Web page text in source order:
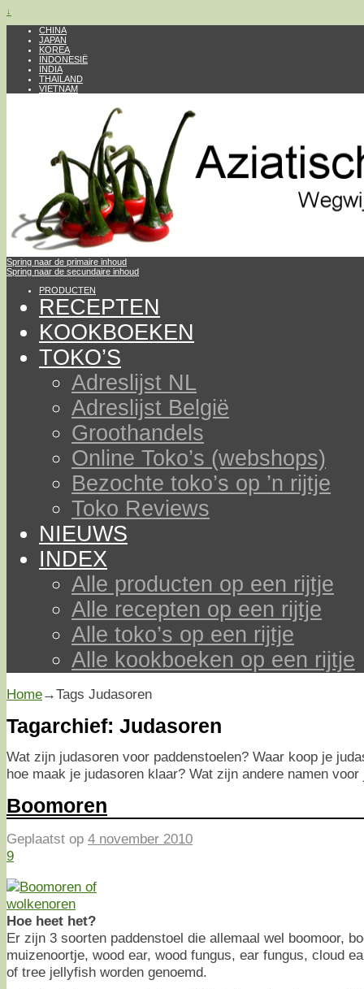
↓
CHINA
JAPAN
KOREA
INDONESIË
INDIA
THAILAND
VIETNAM
Spring naar de primaire inhoud
Spring naar de secundaire inhoud
PRODUCTEN
RECEPTEN
KOOKBOEKEN
TOKO’S
Adreslijst NL
Adreslijst België
Groothandels
Online Toko’s (webshops)
Bezochte toko’s op ’n rijtje
Toko Reviews
NIEUWS
INDEX
Alle producten op een rijtje
Alle recepten op een rijtje
Alle toko’s op een rijtje
Alle kookboeken op een rijtje
Home→Tags Judasoren
Tagarchief: Judasoren
Wat zijn judasoren voor paddenstoelen? Waar koop je
hoe maak je judasoren klaar? Wat zijn andere namen voor
Boomoren
Geplaatst op 4 november 2010
9
Hoe heet het?
Er zijn 3 soorten paddenstoel die allemaal wel boomoor,
muizenoortje, wood ear, wood fungus, ear fungus, cloud
of tree jellyfish worden genoemd.